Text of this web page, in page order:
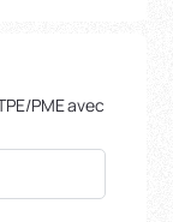
PME avec